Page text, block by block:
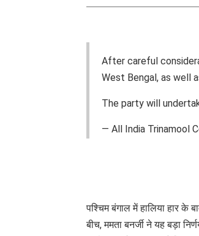
After careful
West Bengal, as well
The party will
— All India Trinamool
पश्चिम बंगाल में हालिया हार के
बीच, ममता बनर्जी ने यह बड़ा